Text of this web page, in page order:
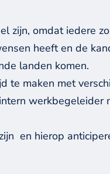
zijn, omdat iedere
heeft en de
landen komen.
te maken met
werkbegeleider
en hierop